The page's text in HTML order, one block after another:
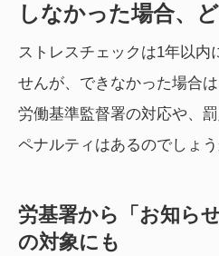
しなかった場合、
ストレスチェックは1年以内
せんが、できなかった場合
労働基準監督署の対応や、
ペナルティはあるのでしょう
労基署から「お知ら
の対象にも